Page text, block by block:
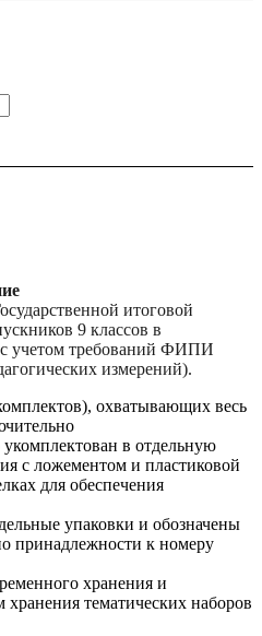
итоговой
9 классов в
с учетом требований ФИПИ
измерений).
охватывающих весь
в отдельную
с ложементом и пластиковой
для обеспечения
упаковки и обозначены
принадлежности к номеру
хранения и
хранения тематических наборов